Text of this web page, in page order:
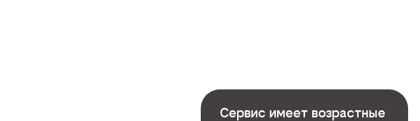
Сервис имеет возрастные